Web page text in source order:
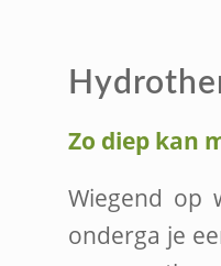
Zo diep kan
Wiegend op
onderga je